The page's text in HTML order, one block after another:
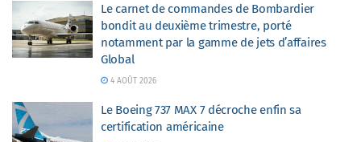
Le carnet de commandes de Bombardier
bondit au deuxième trimestre, porté
notamment par la gamme de jets d’affaires
Global
4 AOÛT 2026
Le Boeing 737 MAX 7 décroche enfin sa
certification américaine